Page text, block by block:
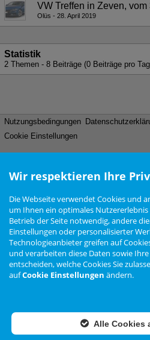
VW Treffen in Zeven,
Olüs 28. April 2019
Statistik
2 Themen - 8 Beiträge (0 Beiträge pro
Nutzungsbedingungen
Cookie Einstellungen
Zur Desktop Ansicht
Forensoftware: Burning Board®,
Konzept, Realisierung und Design:
Werbelink: Dieser
Wir respektieren Ihre
Die Webseite verwendet Cookies und
um Ihnen ein optimales
Betrieb der Seite notwendig, andere
Einstellungen oder personalisierter
Technologieanbieter greifen auf
und verarbeiten diese Daten sowie Ihre
entscheiden, welche Cookies Sie
aufCookie Einstellungen ändern.
Alle Cookies